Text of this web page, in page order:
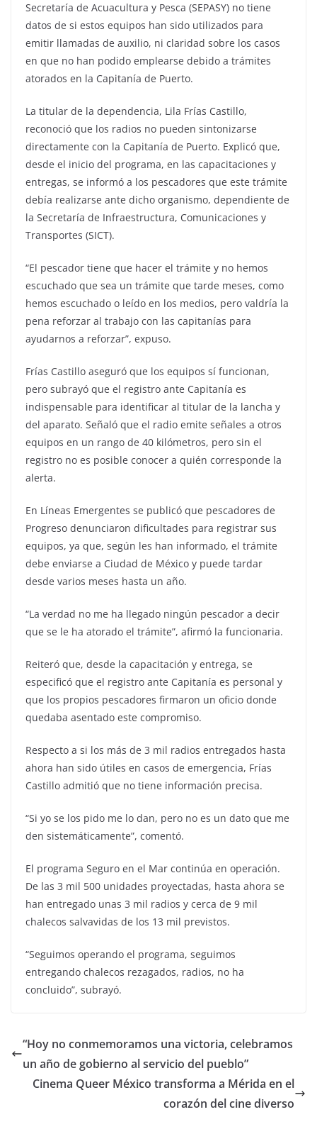
Secretaría de Acuacultura y Pesca (SEPASY) no tiene
datos de si estos equipos han sido utilizados para
emitir llamadas de auxilio, ni claridad sobre los casos
en que no han podido emplearse debido a trámites
atorados en la Capitanía de Puerto.
La titular de la dependencia, Lila Frías Castillo,
reconoció que los radios no pueden sintonizarse
directamente con la Capitanía de Puerto. Explicó que,
desde el inicio del programa, en las capacitaciones y
entregas, se informó a los pescadores que este trámite
debía realizarse ante dicho organismo, dependiente de
la Secretaría de Infraestructura, Comunicaciones y
Transportes (SICT).
“El pescador tiene que hacer el trámite y no hemos
escuchado que sea un trámite que tarde meses, como
hemos escuchado o leído en los medios, pero valdría la
pena reforzar al trabajo con las capitanías para
ayudarnos a reforzar”, expuso.
Frías Castillo aseguró que los equipos sí funcionan,
pero subrayó que el registro ante Capitanía es
indispensable para identificar al titular de la lancha y
del aparato. Señaló que el radio emite señales a otros
equipos en un rango de 40 kilómetros, pero sin el
registro no es posible conocer a quién corresponde la
alerta.
En Líneas Emergentes se publicó que pescadores de
Progreso denunciaron dificultades para registrar sus
equipos, ya que, según les han informado, el trámite
debe enviarse a Ciudad de México y puede tardar
desde varios meses hasta un año.
“La verdad no me ha llegado ningún pescador a decir
que se le ha atorado el trámite”, afirmó la funcionaria.
Reiteró que, desde la capacitación y entrega, se
especificó que el registro ante Capitanía es personal y
que los propios pescadores firmaron un oficio donde
quedaba asentado este compromiso.
Respecto a si los más de 3 mil radios entregados hasta
ahora han sido útiles en casos de emergencia, Frías
Castillo admitió que no tiene información precisa.
“Si yo se los pido me lo dan, pero no es un dato que me
den sistemáticamente”, comentó.
El programa Seguro en el Mar continúa en operación.
De las 3 mil 500 unidades proyectadas, hasta ahora se
han entregado unas 3 mil radios y cerca de 9 mil
chalecos salvavidas de los 13 mil previstos.
“Seguimos operando el programa, seguimos
entregando chalecos rezagados, radios, no ha
concluido”, subrayó.
“Hoy no conmemoramos una victoria, celebramos
un año de gobierno al servicio del pueblo”
Cinema Queer México transforma a Mérida en el
corazón del cine diverso